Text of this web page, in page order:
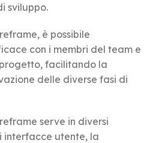
sviluppo.
è possibile
con i membri del team e
facilitando la
delle diverse fasi di
serve in diversi
interfacce utente, la